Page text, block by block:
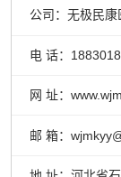
公司：无极民康
电 话：
网 址：
邮 箱：